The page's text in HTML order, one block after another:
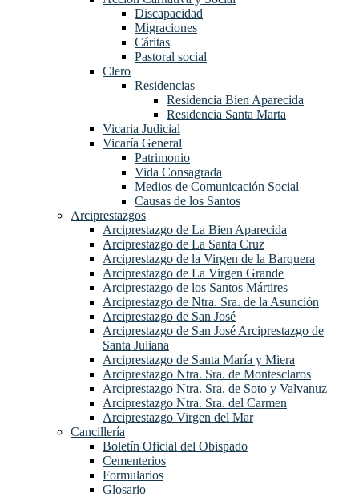
Discapacidad
Migraciones
Cáritas
Pastoral social
Clero
Residencias
Residencia Bien Aparecida
Residencia Santa Marta
Vicaria Judicial
Vicaría General
Patrimonio
Vida Consagrada
Medios de Comunicación Social
Causas de los Santos
Arciprestazgos
Arciprestazgo de La Bien Aparecida
Arciprestazgo de La Santa Cruz
Arciprestazgo de la Virgen de la Barquera
Arciprestazgo de La Virgen Grande
Arciprestazgo de los Santos Mártires
Arciprestazgo de Ntra. Sra. de la Asunción
Arciprestazgo de San José
Arciprestazgo de San José Arciprestazgo de
Santa Juliana
Arciprestazgo de Santa María y Miera
Arciprestazgo Ntra. Sra. de Montesclaros
Arciprestazgo Ntra. Sra. de Soto y Valvanuz
Arciprestazgo Ntra. Sra. del Carmen
Arciprestazgo Virgen del Mar
Cancillería
Boletín Oficial del Obispado
Cementerios
Formularios
Glosario